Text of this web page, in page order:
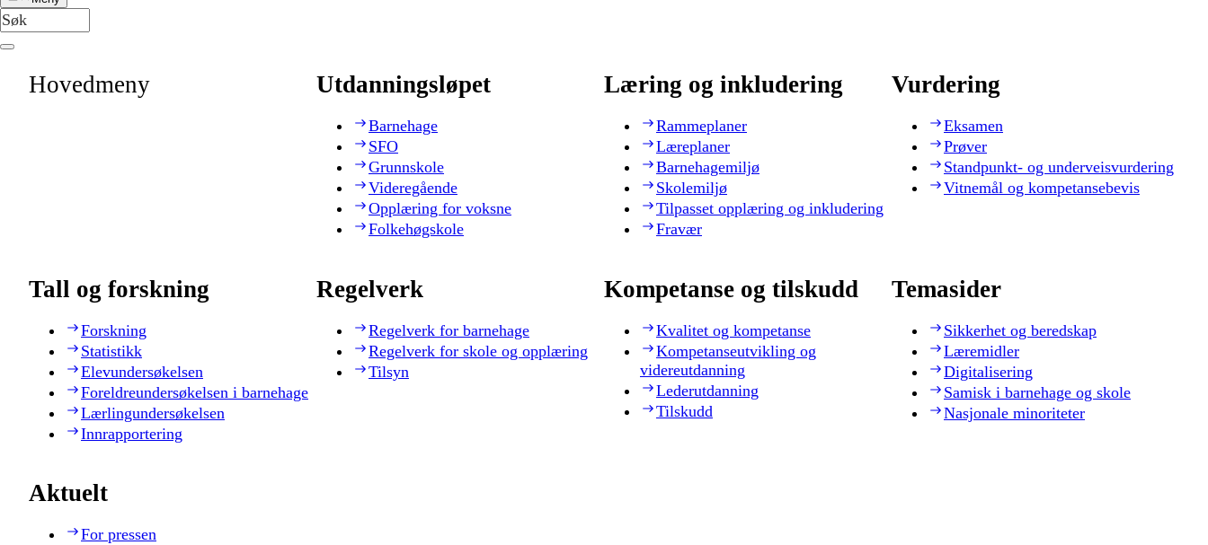
Hovedmeny Utdanningsløpet
Barnehage
SFO
Grunnskole
Videregående
Opplæring for voksne
Folkehøgskole
Læring og inkludering
Rammeplaner
Læreplaner
Barnehagemiljø
Skolemiljø
Tilpasset opplæring og inkludering
Fravær
Vurdering
Eksamen
Prøver
Standpunkt- og underveisvurdering
Vitnemål og kompetansebevis
Tall og forskning
Forskning
Statistikk
Elevundersøkelsen
Foreldreundersøkelsen i barnehage
Lærlingundersøkelsen
Innrapportering
Regelverk
Regelverk for barnehage
Regelverk for skole og opplæring
Tilsyn
Kompetanse og tilskudd
Kvalitet og kompetanse
Kompetanseutvikling og
videreutdanning
Lederutdanning
Tilskudd
Temasider
Sikkerhet og beredskap
Læremidler
Digitalisering
Samisk i barnehage og skole
Nasjonale minoriteter
Aktuelt
For pressen